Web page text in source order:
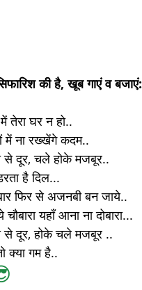
की है, खूब गाएं व बजाएं:
तेरा घर न हो..
में ना रख्खेंगे कदम..
से दूर, चले होके मजबूर..
है दिल...
फिर से अजनबी बन जाये..
यहाँ आना ना दोबारा...
से दूर, होके चले मजबूर ..
क्या गम है..